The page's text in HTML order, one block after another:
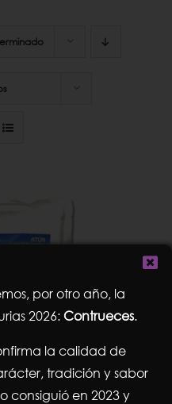
por otro año, la
2026:Contrueces.
la calidad de
tradición y sabor
consiguió en 2023 y